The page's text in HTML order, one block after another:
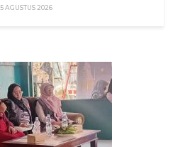
5 AGUSTUS 2026